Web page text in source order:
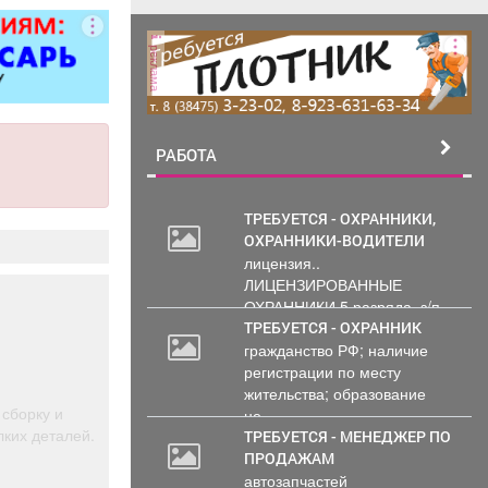
и
деталей.
реклама
РАБОТА
ТРЕБУЕТСЯ - ОХРАННИКИ,
ОХРАННИКИ-ВОДИТЕЛИ
лицензия..
ЛИЦЕНЗИРОВАННЫЕ
ОХРАННИКИ 5 разряда, з/п
от 33000 руб. 6...
ТРЕБУЕТСЯ - ОХРАННИК
гражданство РФ; наличие
регистрации по месту
жительства; образование
не...
ТРЕБУЕТСЯ - МЕНЕДЖЕР ПО
ПРОДАЖАМ
автозапчастей